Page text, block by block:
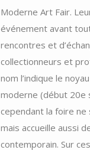
Moderne Art Fair.
événement avant
rencontres et
collectionneurs et
nom l’indique le
moderne (début 20e
cependant la foire ne
mais accueille aussi
contemporain. Sur